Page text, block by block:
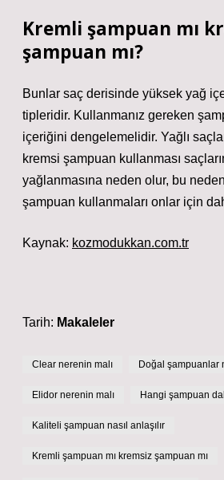
Kremli şampuan mı
şampuan mı?
Bunlar saç derisinde yüksek yağ
tipleridir. Kullanmanız gereken
içeriğini dengelemelidir. Yağlı
kremsi şampuan kullanması
yağlanmasına neden olur, bu
şampuan kullanmaları onlar için
Kaynak: kozmodukkan.com.tr
Tarih: Makaleler
Clear nerenin malı Doğal şampuanlar
Elidor nerenin malı Hangi şampuan
Kaliteli şampuan nasıl anlaşılır
Kremli şampuan mı kremsiz şampuan mı